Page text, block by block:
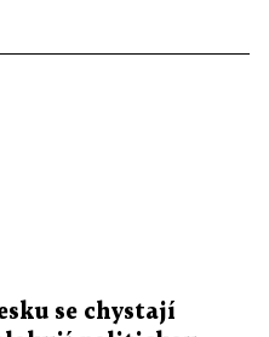
se chystají